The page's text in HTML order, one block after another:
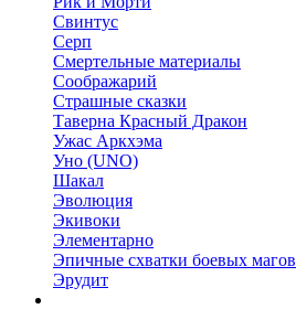
Свинтус
Серп
Смертельные материалы
Соображарий
Страшные сказки
Таверна Красный Дракон
Ужас Аркхэма
Уно (UNO)
Шакал
Эволюция
Экивоки
Элементарно
Эпичные схватки боевых магов
Эрудит